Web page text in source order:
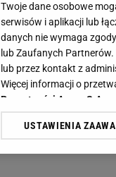
Twoje dane osobowe
serwisów i aplikacji lub
danych nie wymaga
lub Zaufanych
lub przez kontakt z
Więcej informacji o
Prywatności Agora S.A.
Klikając „Akceptuję”
USTAWIENIA